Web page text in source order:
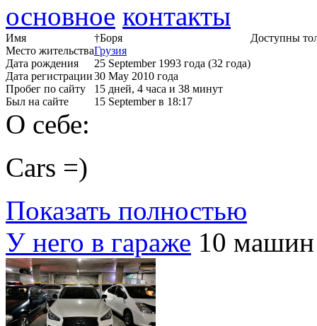
основное контакты
Имя
†Боря
Место жительстваГрузия
Дата рождения
25 September 1993 года (32 года)
Дата регистрации30 May 2010 года
Пробег по сайту
15 дней, 4 часа и 38 минут
Был на сайте
15 September в 18:17
Доступны
О себе:
Cars =)
Показать полностью
У него в гараже 10 машин